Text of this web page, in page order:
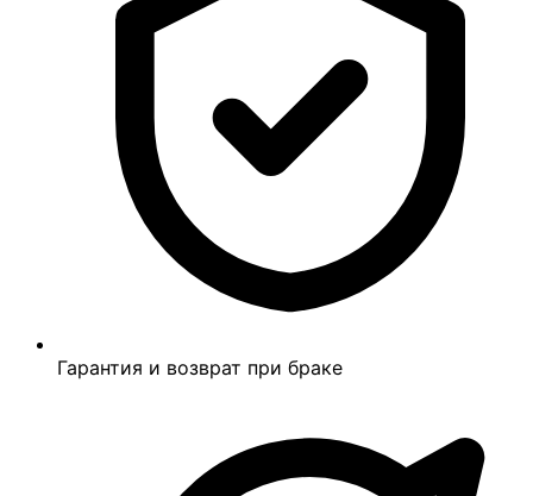
Гарантия и возврат при браке